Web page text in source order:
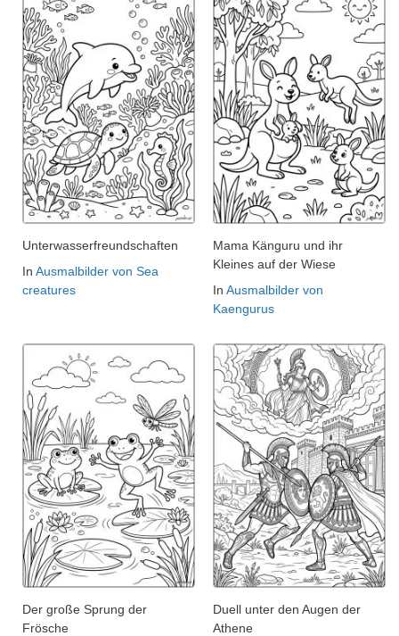
Unterwasserfreundschaften
In Ausmalbilder von Sea
creatures
Mama Känguru und ihr
Kleines auf der Wiese
In Ausmalbilder von
Kaengurus
Der große Sprung der
Frösche
Duell unter den Augen der
Athene